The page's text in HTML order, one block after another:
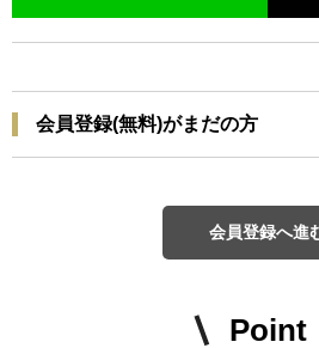
会員登録(無料)がまだの方
会員登録へ進
Point